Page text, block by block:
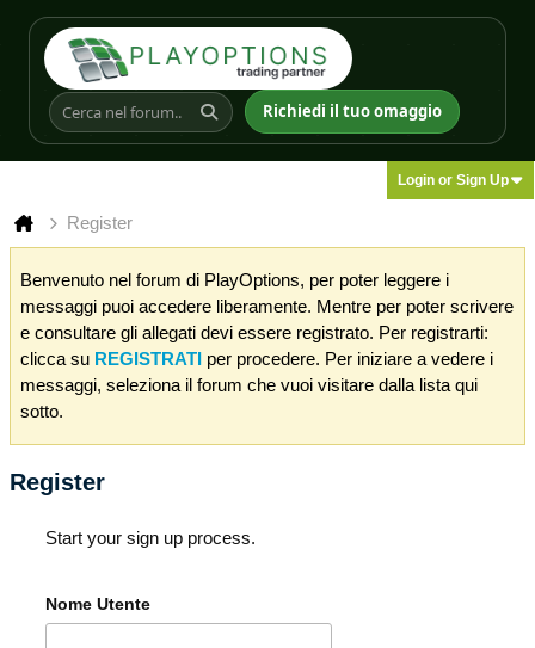
Richiedi il tuo omaggio
Login or Sign Up
Register
Benvenuto nel forum di PlayOptions, per poter leggere i
messaggi puoi accedere liberamente. Mentre per poter scrivere
e consultare gli allegati devi essere registrato. Per registrarti:
clicca su REGISTRATI per procedere. Per iniziare a vedere i
messaggi, seleziona il forum che vuoi visitare dalla lista qui
sotto.
Register
Start your sign up process.
Nome Utente